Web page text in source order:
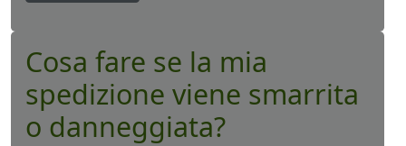
Cosa fare se la mia
spedizione viene smarrita
o danneggiata?